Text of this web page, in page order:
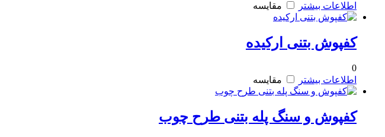
اطلاعات بیشتر
مقایسه
کفپوش بتنی ارکیده
0
اطلاعات بیشتر
مقایسه
کفپوش و سنگ پله بتنی طرح چوب